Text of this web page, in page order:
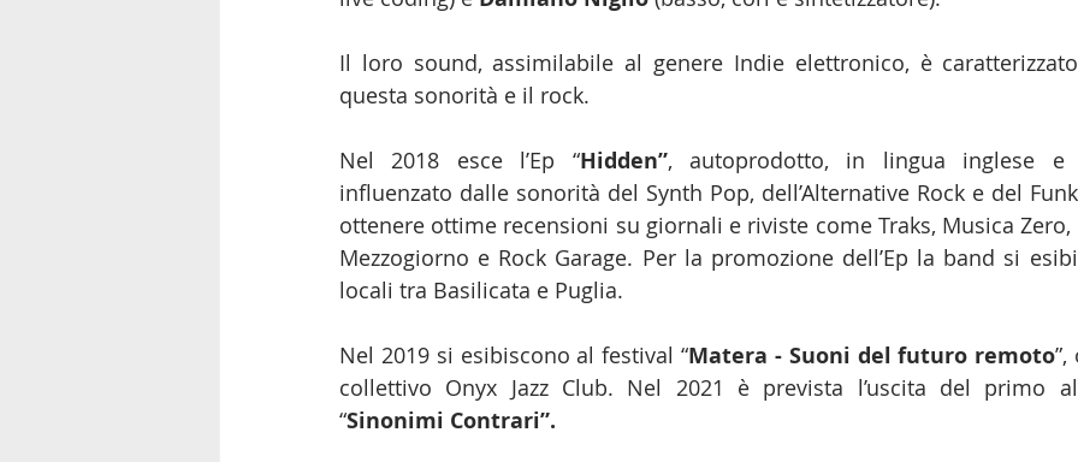
Il loro sound, assimilabile al genere Indie elettronico, è
questa sonorità e il rock.
Nel 2018 esce l’Ep “Hidden”, autoprodotto, in lingua inglese e
influenzato dalle sonorità del Synth Pop, dell’Alternative Rock e del
ottenere ottime recensioni su giornali e riviste come Traks, Musica Zero,
Mezzogiorno e Rock Garage. Per la promozione dell’Ep la band si
locali tra Basilicata e Puglia.
Nel 2019 si esibiscono al festival “Matera - Suoni del futuro remoto
collettivo Onyx Jazz Club. Nel 2021 è prevista l’uscita del primo
“Sinonimi Contrari”.